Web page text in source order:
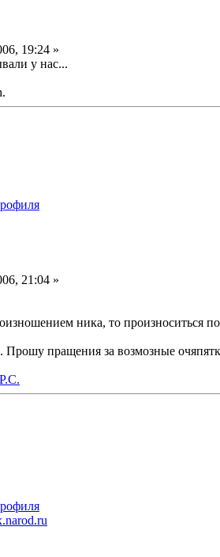
19:24 »
у нас...
21:04 »
ника, то произноситься
пращения за возмозные